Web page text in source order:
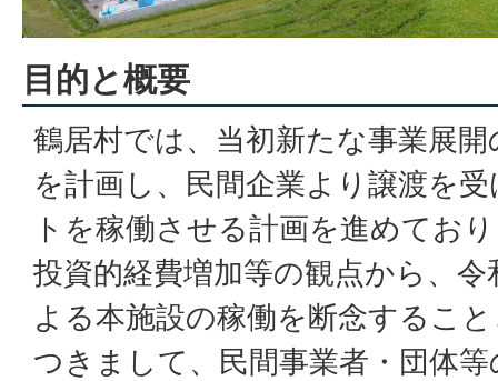
目的と概要
鶴居村では、当初新たな事業展
を計画し、民間企業より譲渡を
トを稼働させる計画を進めてお
投資的経費増加等の観点から、
よる本施設の稼働を断念するこ
つきまして、民間事業者・団体